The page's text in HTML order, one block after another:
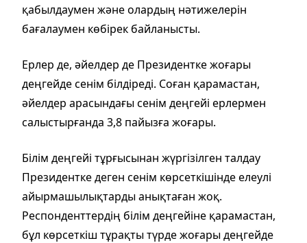
қабылдаумен және олардың нәтижелерін
бағалаумен көбірек байланысты.
Ерлер де, әйелдер де Президентке жоғары
деңгейде сенім білдіреді. Соған қарамастан,
әйелдер арасындағы сенім деңгейі ерлермен
салыстырғанда 3,8 пайызға жоғары.
Білім деңгейі тұрғысынан жүргізілген талдау
Президентке деген сенім көрсеткішінде елеулі
айырмашылықтарды анықтаған жоқ.
Респонденттердің білім деңгейіне қарамастан,
бұл көрсеткіш тұрақты түрде жоғары деңгейде